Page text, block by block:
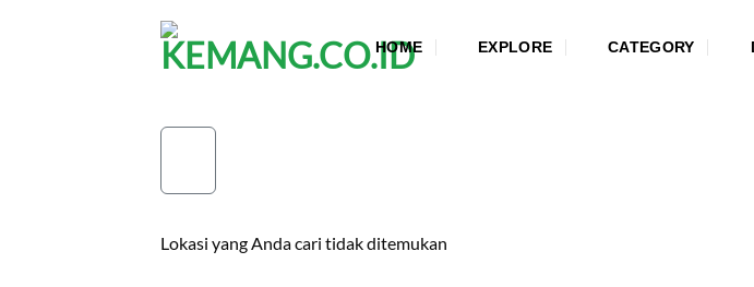
HOME EXPLORE CATEGORY
Lokasi yang Anda cari tidak ditemukan